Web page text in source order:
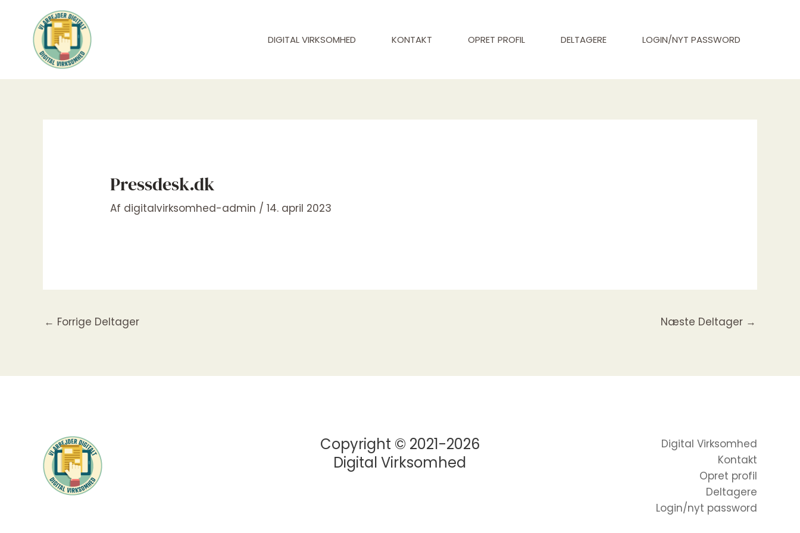
indholdet
DIGITAL VIRKSOMHED KONTAKT OPRET PROFIL DELTAGERE LOGIN/NYT PASSWORD
Pressdesk.dk
Af digitalvirksomhed-admin /14. april 2023
← Forrige Deltager Næste Deltager →
Copyright © 2021-2026
Digital Virksomhed
Digital Virksomhed
Kontakt
Opret profil
Deltagere
Login/nyt password